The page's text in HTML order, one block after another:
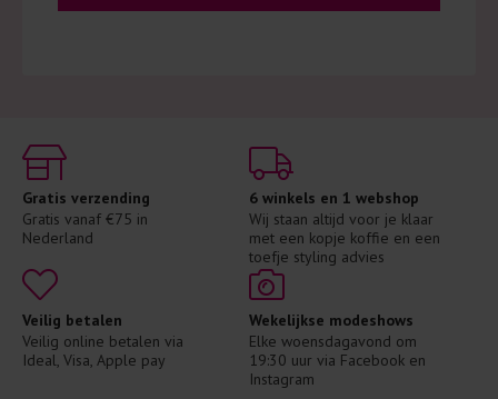
Gratis verzending
Gratis vanaf €75 in
Nederland
6 winkels en 1 webshop
Wij staan altijd voor je klaar
met een kopje koffie en een
toefje styling advies
Veilig betalen
Veilig online betalen via
Ideal, Visa, Apple pay
Wekelijkse modeshows
Elke woensdagavond om
19:30 uur via Facebook en
Instagram